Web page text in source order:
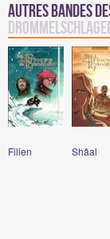
Autres Bandes
Filien Shâal